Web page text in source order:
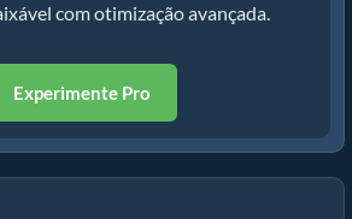
com otimização avançada.
Experimente Pro